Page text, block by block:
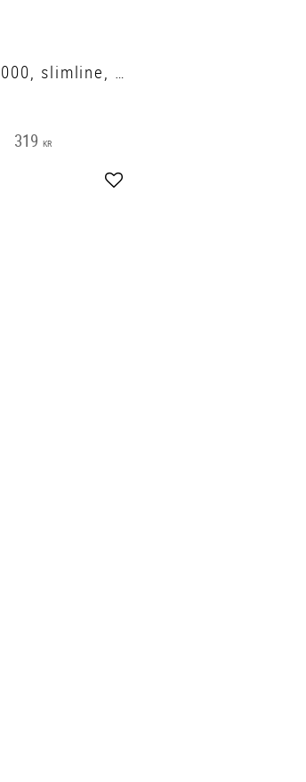
BIBEL 2000, slimline, rosa, utan apokryfer och noter
319 KR
Lägg till i favoriter